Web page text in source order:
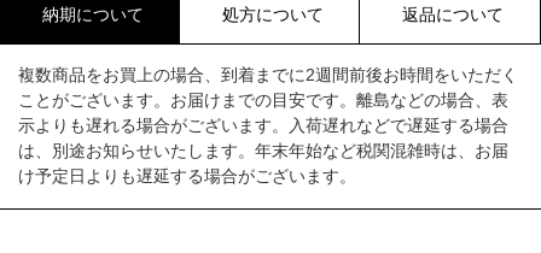
納期について 処方について 返品について
複数商品をお買上の場合、到着までに2週間前後お時間をいただく
ことがございます。お届けまでの目安です。離島などの場合、表
示よりも遅れる場合がございます。入荷遅れなどで遅延する場合
は、別途お知らせいたします。年末年始など税関混雑時は、お届
け予定日よりも遅延する場合がございます。